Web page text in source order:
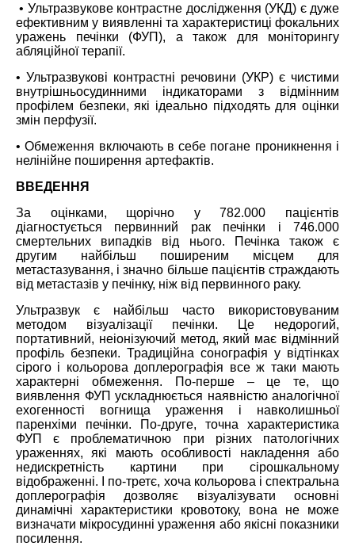
• Ультразвукове контрастне дослідження (УКД) є дуже
ефективним у виявленні та характеристиці фокальних
уражень печінки (ФУП), а також для моніторингу
абляційної терапії.
• Ультразвукові контрастні речовини (УКР) є чистими
внутрішньосудинними індикаторами з відмінним
профілем безпеки, які ідеально підходять для оцінки
змін перфузії.
• Обмеження включають в себе погане проникнення і
нелінійне поширення артефактів.
ВВЕДЕННЯ
За оцінками, щорічно у 782.000 пацієнтів
діагностується первинний рак печінки і 746.000
смертельних випадків від нього. Печінка також є
другим найбільш поширеним місцем для
метастазування, і значно більше пацієнтів страждають
від метастазів у печінку, ніж від первинного раку.
Ультразвук є найбільш часто використовуваним
методом візуалізації печінки. Це недорогий,
портативний, неіонізуючий метод, який має відмінний
профіль безпеки. Традиційна сонографія у відтінках
сірого і кольорова доплерографія все ж таки мають
характерні обмеження. По-перше – це те, що
виявлення ФУП ускладнюється наявністю аналогічної
ехогенності вогнища ураження і навколишньої
паренхіми печінки. По-друге, точна характеристика
ФУП є проблематичною при різних патологічних
ураженнях, які мають особливості накладення або
недискретність картини при сірошкальному
відображенні. І по-третє, хоча кольорова і спектральна
доплерографія дозволяє візуалізувати основні
динамічні характеристики кровотоку, вона не може
визначати мікросудинні ураження або якісні показники
посилення.